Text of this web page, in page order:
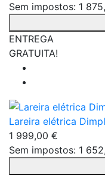
Sem impostos: 1
ENTREGA
GRATUITA!
Lareira elétrica
1 999,00 €
Sem impostos: 1